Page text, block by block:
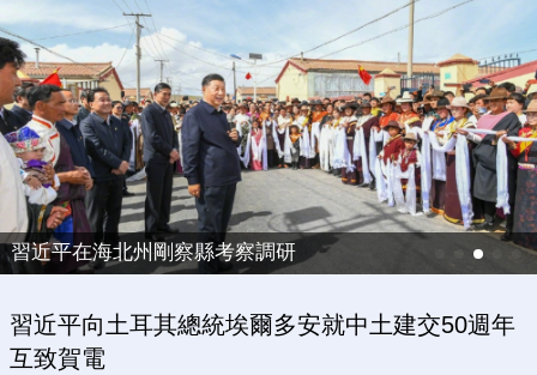
習近平在海北州剛察縣考察調研
習近平向土耳其總統埃爾多安就中土建交50週年
互致賀電